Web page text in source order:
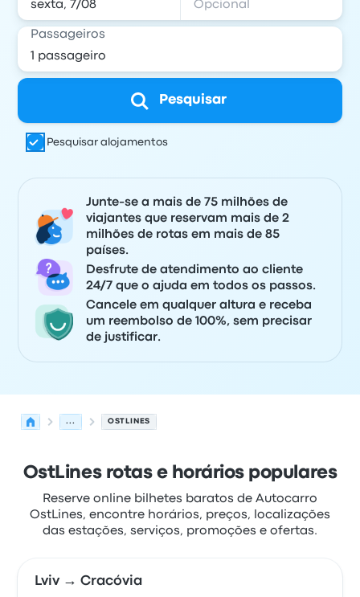
Passageiros
Pesquisar
Pesquisar alojamentos
Junte-se a mais de 75 milhões de
viajantes que reservam mais de 2
milhões de rotas em mais de 85
países.
Desfrute de atendimento ao cliente
24/7 que o ajuda em todos os passos.
Cancele em qualquer altura e receba
um reembolso de 100%, sem precisar
de justificar.
... OSTLINES
OstLines rotas e horários populares
Reserve online bilhetes baratos de Autocarro
OstLines, encontre horários, preços, localizações
das estações, serviços, promoções e ofertas.
Lviv → Cracóvia